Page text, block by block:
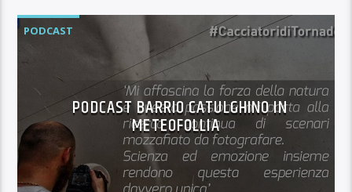
PODCAST
PODCAST BARRIO CATULGHINO IN
METEOFOLLIA